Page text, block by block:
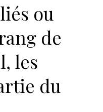
ou
de
les
du